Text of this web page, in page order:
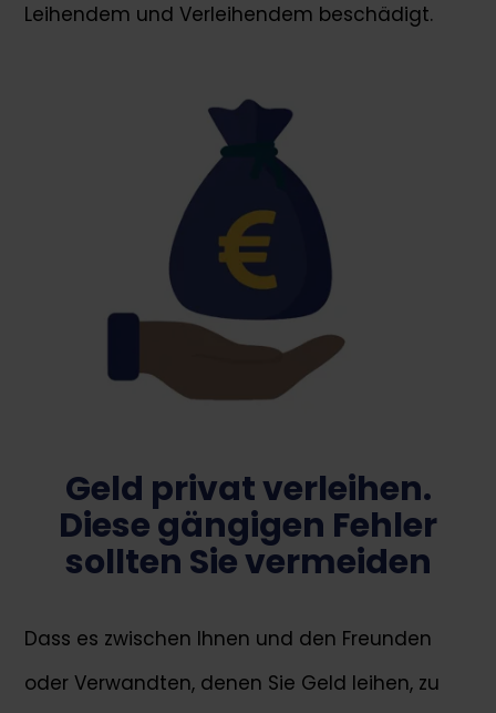
Leihendem und Verleihendem beschädigt.
Geld privat verleihen.
Diese gängigen Fehler
sollten Sie vermeiden
Dass es zwischen Ihnen und den Freunden
oder Verwandten, denen Sie Geld leihen, zu